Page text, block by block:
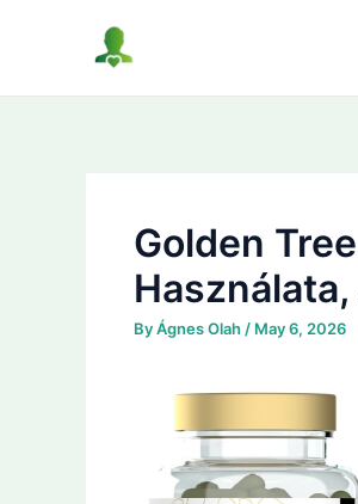
Golden
ByÁgnes Olah / May 6, 2026